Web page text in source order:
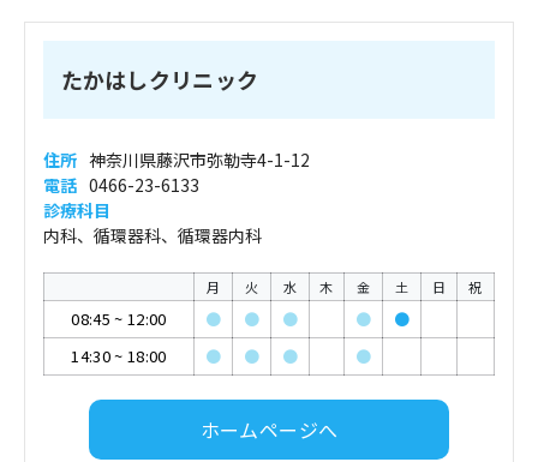
たかはしクリニック
住所 神奈川県藤沢市弥勒寺4-1-12
電話 0466-23-6133
診療科目
内科、循環器科、循環器内科
月 火 水 木 金 土 日 祝
08:45 ~ 12:00 ● ● ● ●
●
14:30~ 18:00 ● ● ● ●
ホームページへ